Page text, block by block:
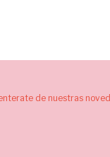
de nuestras